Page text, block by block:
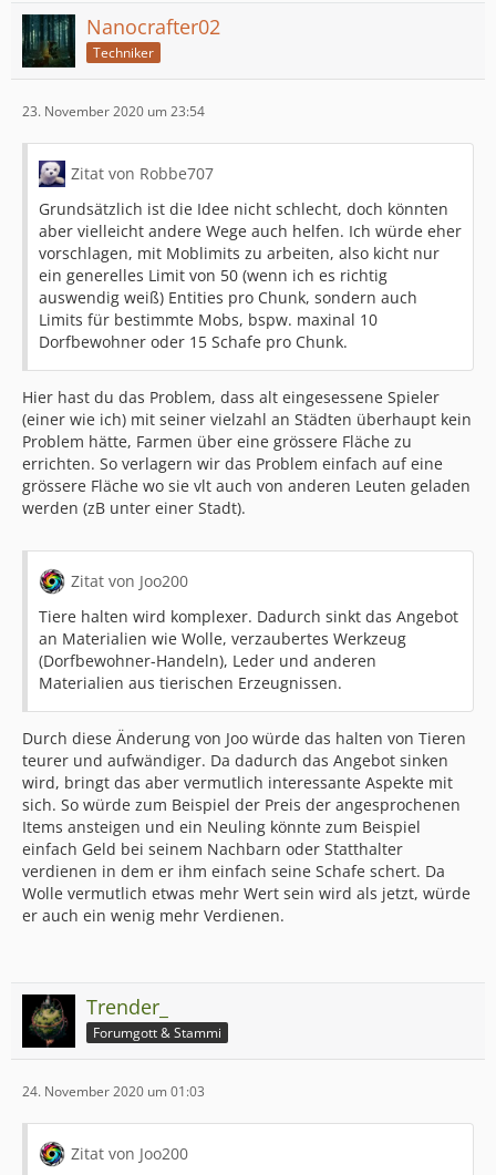
Nanocrafter02
Techniker
23. November 2020 um 23:54
Zitat von Robbe707
Grundsätzlich ist die Idee nicht schlecht, doch könnten
aber vielleicht andere Wege auch helfen. Ich würde eher
vorschlagen, mit Moblimits zu arbeiten, also kicht nur
ein generelles Limit von 50 (wenn ich es richtig
auswendig weiß) Entities pro Chunk, sondern auch
Limits für bestimmte Mobs, bspw. maxinal 10
Dorfbewohner oder 15 Schafe pro Chunk.
Hier hast du das Problem, dass alt eingesessene Spieler
(einer wie ich) mit seiner vielzahl an Städten überhaupt kein
Problem hätte, Farmen über eine grössere Fläche zu
errichten. So verlagern wir das Problem einfach auf eine
grössere Fläche wo sie vlt auch von anderen Leuten geladen
werden (zB unter einer Stadt).
Zitat von Joo200
Tiere halten wird komplexer. Dadurch sinkt das Angebot
an Materialien wie Wolle, verzaubertes Werkzeug
(Dorfbewohner-Handeln), Leder und anderen
Materialien aus tierischen Erzeugnissen.
Durch diese Änderung von Joo würde das halten von Tieren
teurer und aufwändiger. Da dadurch das Angebot sinken
wird, bringt das aber vermutlich interessante Aspekte mit
sich. So würde zum Beispiel der Preis der angesprochenen
Items ansteigen und ein Neuling könnte zum Beispiel
einfach Geld bei seinem Nachbarn oder Statthalter
verdienen in dem er ihm einfach seine Schafe schert. Da
Wolle vermutlich etwas mehr Wert sein wird als jetzt, würde
er auch ein wenig mehr Verdienen.
Trender_
Forumgott & Stammi
24. November 2020 um 01:03
Zitat von Joo200